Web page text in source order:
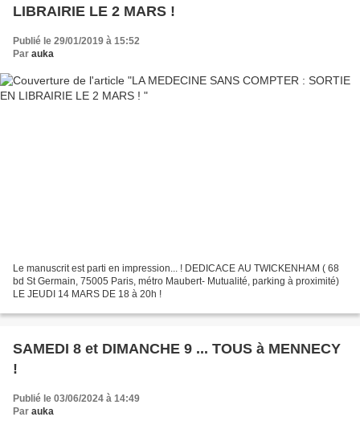
LIBRAIRIE LE 2 MARS !
Publié le 29/01/2019 à 15:52
Par auka
Le manuscrit est parti en impression... ! DEDICACE AU TWICKENHAM ( 68
bd St Germain, 75005 Paris, métro Maubert- Mutualité, parking à proximité)
LE JEUDI 14 MARS DE 18 à 20h !
SAMEDI 8 et DIMANCHE 9 ... TOUS à MENNECY
!
Publié le 03/06/2024 à 14:49
Par auka